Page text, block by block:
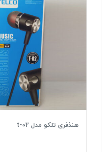
هنذفری تلکو مدل t-02